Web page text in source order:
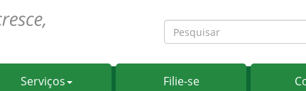
Serviços Filie-se